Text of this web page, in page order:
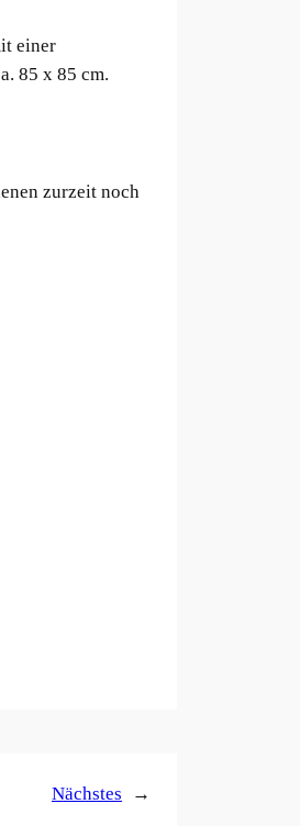
einer
85 x 85 cm.
zurzeit noch
Nächstes →